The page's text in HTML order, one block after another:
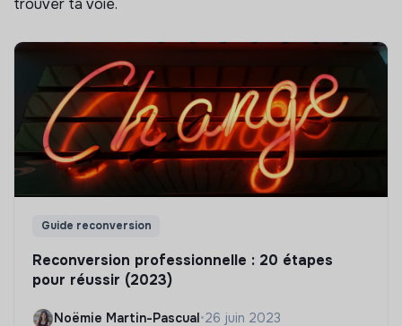
trouver ta voie.
Guide reconversion
Reconversion professionnelle : 20 étapes
pour réussir (2023)
Noëmie Martin-Pascual•26 juin 2023